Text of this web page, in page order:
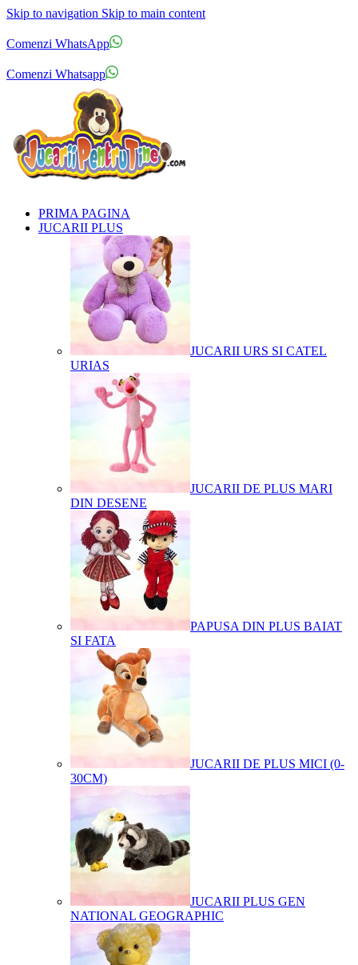
Skip to navigation Skip to main content
Comenzi WhatsApp
Comenzi Whatsapp
PRIMA PAGINA
JUCARII PLUS
JUCARII URS SI CATEL
URIAS
JUCARII DE PLUS MARI
DIN DESENE
PAPUSA DIN PLUS BAIAT
SI FATA
JUCARII DE PLUS MICI (0-
30CM)
JUCARII PLUS GEN
NATIONAL GEOGRAPHIC